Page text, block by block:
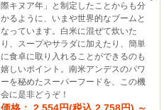
際キヌア年」と制定したことからも分
かるように、いまや世界的なブームと
なっています。白米に混ぜて炊いた
り、スープやサラダに加えたり、簡単
に食卓に取り入れることができるのも
嬉しいポイント。南米アンデスのパワ
ーを秘めたスーパーフードを、この機
会に是非どうぞ！